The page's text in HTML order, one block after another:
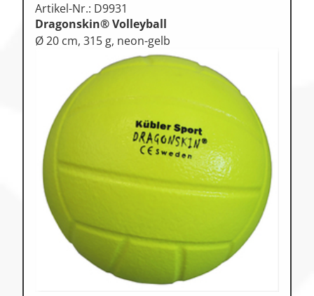
Artikel-Nr.: D9931
Dragonskin® Volleyball
Ø 20 cm, 315 g, neon-gelb